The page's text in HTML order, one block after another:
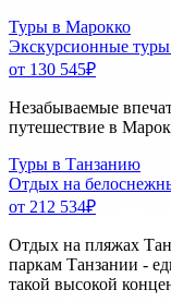
Туры в Марокко
Экскурсионные
от 130 545₽
Незабываемые
путешествие в
Туры в Танзанию
Отдых на
от 212 534₽
Отдых на пляжах
паркам Танзании -
такой высокой